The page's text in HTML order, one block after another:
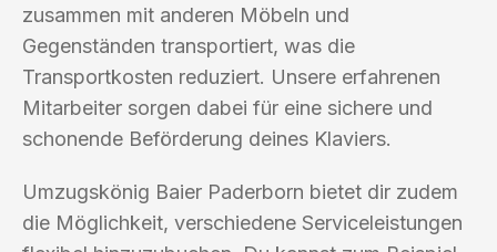
zusammen mit anderen Möbeln und
Gegenständen transportiert, was die
Transportkosten reduziert. Unsere erfahrenen
Mitarbeiter sorgen dabei für eine sichere und
schonende Beförderung deines Klaviers.
Umzugskönig Baier Paderborn bietet dir zudem
die Möglichkeit, verschiedene Serviceleistungen